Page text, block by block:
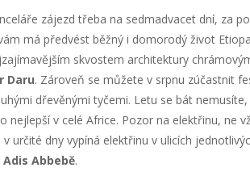
zájezd třeba na sedmadvacet dní, za
má předvést běžný i domorodý život
skvostem architektury
Daru. Zároveň se můžete v srpnu zúčastnit
dřevěnými tyčemi. Letu se bát nemusíte,
v celé Africe. Pozor na elektřinu, ne
určité dny vypíná elektřinu v ulicích
Adis Abbebě.